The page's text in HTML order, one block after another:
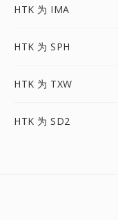
HTK 为 IMA
HTK 为 SPH
HTK 为 TXW
HTK 为 SD2